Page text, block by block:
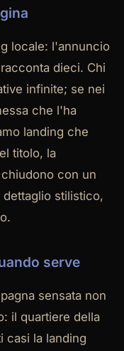
locale: l'annuncio
dieci. Chi
infinite; se nei
che l'ha
landing che
titolo, la
con un
stilistico,
serve
sensata non
il quartiere della
casi la landing